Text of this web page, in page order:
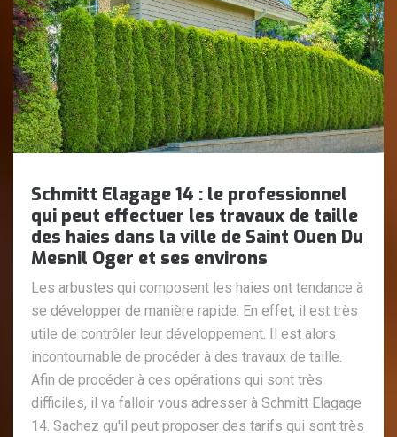
Schmitt Elagage 14 : le professionnel
qui peut effectuer les travaux de taille
des haies dans la ville de Saint Ouen Du
Mesnil Oger et ses environs
Les arbustes qui composent les haies ont tendance à
se développer de manière rapide. En effet, il est très
utile de contrôler leur développement. Il est alors
incontournable de procéder à des travaux de taille.
Afin de procéder à ces opérations qui sont très
difficiles, il va falloir vous adresser à Schmitt Elagage
14. Sachez qu'il peut proposer des tarifs qui sont très